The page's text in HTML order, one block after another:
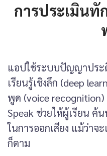
การประเมิน
แอปใช้ระบบปัญญาประ
เรียนรู้เชิงลึก (deep
พูด (voice recognition)
Speak ช่วยให้ผู้เรียน
ในการออกเสียง แม้ว่า
ก็ตาม